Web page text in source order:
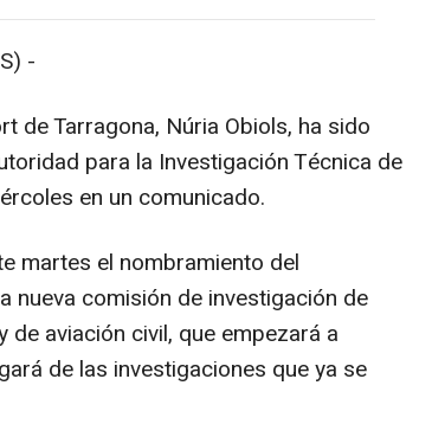
-
de Tarragona, Núria Obiols, ha sido
para la Investigación Técnica de
en un comunicado.
martes el nombramiento del
nueva comisión de investigación de
aviación civil, que empezará a
de las investigaciones que ya se